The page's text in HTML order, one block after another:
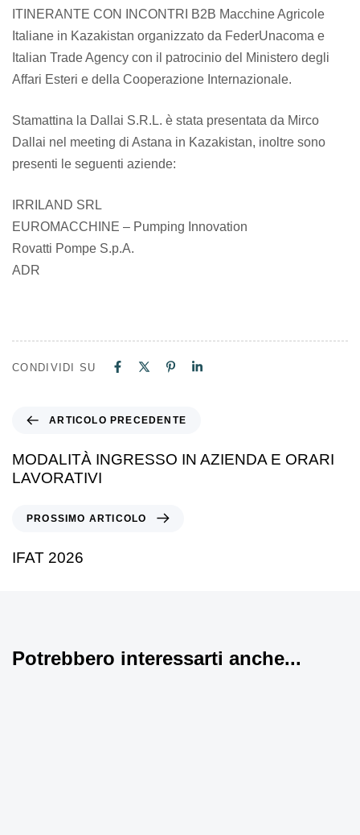
ITINERANTE CON INCONTRI B2B Macchine Agricole
Italiane in Kazakistan organizzato da FederUnacoma e
Italian Trade Agency con il patrocinio del Ministero degli
Affari Esteri e della Cooperazione Internazionale.
Stamattina la Dallai S.R.L. è stata presentata da Mirco
Dallai nel meeting di Astana in Kazakistan, inoltre sono
presenti le seguenti aziende:
IRRILAND SRL
EUROMACCHINE – Pumping Innovation
Rovatti Pompe S.p.A.
ADR
CONDIVIDI SU
ARTICOLO PRECEDENTE
MODALITÀ INGRESSO IN AZIENDA E ORARI
LAVORATIVI
PROSSIMO ARTICOLO
IFAT 2026
Potrebbero interessarti anche...